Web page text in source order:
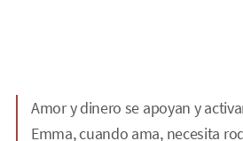
Amor y dinero se apoyan y
Emma, cuando ama, necesita